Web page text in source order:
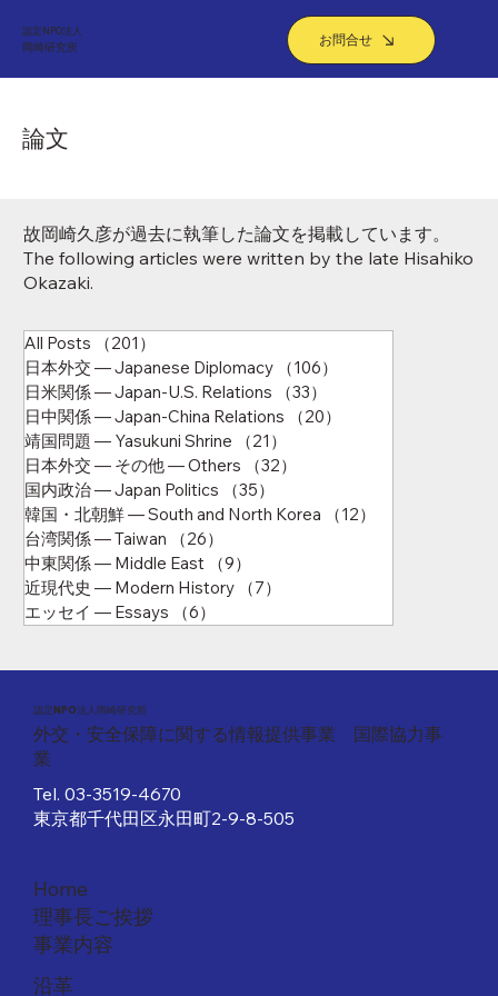
お問合せ
認定NPO法人
​岡崎研究所
論文
故岡崎久彦が過去に執筆した論文を掲載しています。
The following articles were written by the late Hisahiko
Okazaki.
All Posts （201）
日本外交 ― Japanese Diplomacy
（106）
日米関係 ― Japan-U.S. Relations
（33）
日中関係 ― Japan-China Relations
（20）
靖国問題 ― Yasukuni Shrine
（21）
日本外交 ― その他 ― Others
（32）
国内政治 ― Japan Politics
（35）
韓国・北朝鮮 ― South and North Korea
（12）
台湾関係 ― Taiwan
（26）
中東関係 ― Middle East
（9）
近現代史 ― Modern History
（7）
エッセイ ― Essays
（6）
​認定NPO法人岡崎研究所
外交・安全保障に関する情報提供事業 国際協力事
業
Tel. 03-3519-4670
東京都千代田区永田町2-9-8-505
Home
理事長ご挨拶
事業内容
沿革